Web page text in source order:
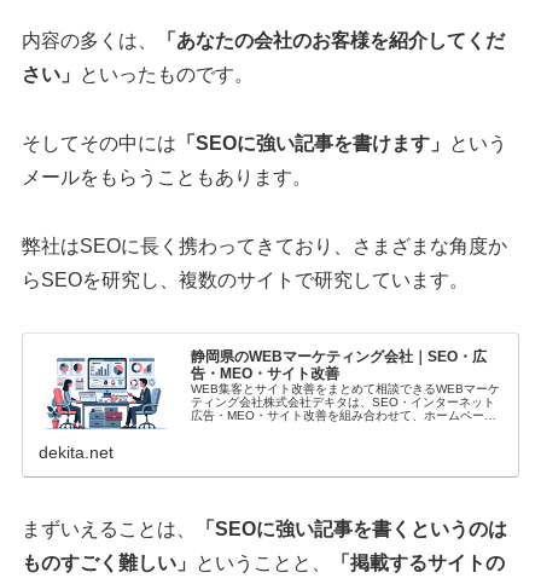
内容の多くは、
「あなたの会社のお客様を紹介してくだ
さい」
といったものです。
そしてその中には 「SEOに強い記事を書けます」
という
メールをもらうこともあります。
弊社はSEOに長く携わってきており、さまざまな角度か
らSEOを研究し、複数のサイトで研究しています。
静岡県のWEBマーケティング会社｜SEO・広
告・MEO・サイト改善
WEB集客とサイト改善をまとめて相談できるWEBマーケ
ティング会社株式会社デキタは、SEO・インターネット
広告・MEO・サイト改善を組み合わせて、ホームページ
dekita.net
まずいえることは、
「SEOに強い記事を書くというのは
ものすごく難しい」
ということと、
「掲載するサイトの